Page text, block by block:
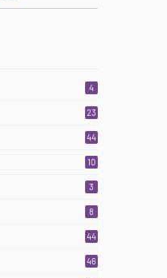
4
23
44
10
3
8
44
46